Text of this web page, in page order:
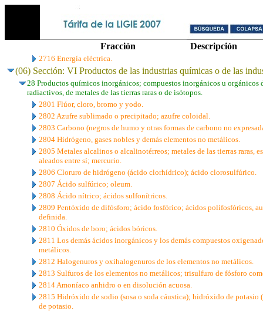
Fracción Descripción
2716 Energía eléctrica.
(06) Sección: VI Productos de las industrias químicas o de las
28 Productos químicos inorgánicos; compuestos inorgánicos u orgánicos
radiactivos, de metales de las tierras raras o de isótopos.
2801 Flúor, cloro, bromo y yodo.
2802 Azufre sublimado o precipitado; azufre coloidal.
2803 Carbono (negros de humo y otras formas de carbono no
2804 Hidrógeno, gases nobles y demás elementos no metálicos.
2805 Metales alcalinos o alcalinotérreos; metales de las tierras raras,
aleados entre sí; mercurio.
2806 Cloruro de hidrógeno (ácido clorhídrico); ácido clorosulfúrico.
2807 Ácido sulfúrico; oleum.
2808 Ácido nítrico; ácidos sulfonítricos.
2809 Pentóxido de difósforo; ácido fosfórico; ácidos polifosfóricos,
definida.
2810 Óxidos de boro; ácidos bóricos.
2811 Los demás ácidos inorgánicos y los demás compuestos
metálicos.
2812 Halogenuros y oxihalogenuros de los elementos no metálicos.
2813 Sulfuros de los elementos no metálicos; trisulfuro de fósforo
2814 Amoníaco anhidro o en disolución acuosa.
2815 Hidróxido de sodio (sosa o soda cáustica); hidróxido de potasio
de potasio.